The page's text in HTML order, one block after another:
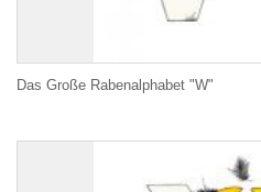
Das Große Rabenalphabet "W"